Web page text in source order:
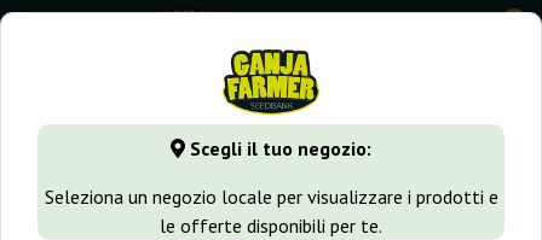
Scegli il tuo negozio:
Seleziona un negozio locale per visualizzare i prodotti e
le offerte disponibili per te.
0
GanjaFarmer.it Tipi di Semi Semi Sativa Original Juan
Seeds